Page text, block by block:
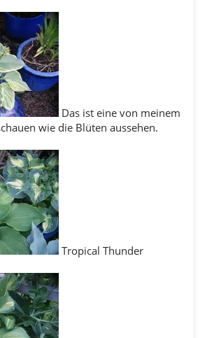
Das ist eine von meinem
wie die Blüten aussehen.
Tropical Thunder